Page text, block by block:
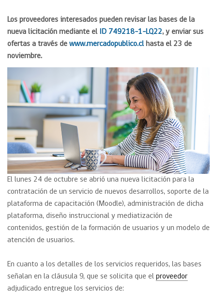
Los proveedores interesados pueden revisar las bases de la
nueva licitación mediante el ID 749218-1-LQ22, y enviar sus
ofertas a través de www.mercadopublico.clhasta el 23 de
noviembre.
El lunes 24 de octubre se abrió una nueva licitación para la
contratación de un servicio de nuevos desarrollos, soporte de la
plataforma de capacitación (Moodle), administración de dicha
plataforma, diseño instruccional y mediatización de
contenidos, gestión de la formación de usuarios y un modelo de
atención de usuarios.
En cuanto a los detalles de los servicios requeridos, las bases
señalan en la cláusula 9, que se solicita que el proveedor
adjudicado entregue los servicios de: